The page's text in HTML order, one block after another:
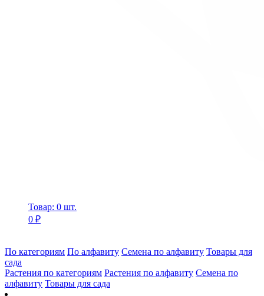
Товар: 0 шт.
0 ₽
По категориям По алфавиту Семена по алфавиту Товары для
сада
Растения по категориям Растения по алфавиту Семена по
алфавиту Товары для сада